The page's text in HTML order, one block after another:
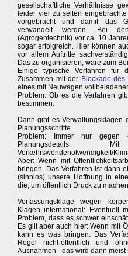
gesellschaftliche Verhältnisse
leider viel zu selten
vorgebracht und damit das
verwandelt werden. Bei
(Agrogentechnik) vor ca. 10
sogar erfolgreich. Hier können
vor allem Auftritte
Das zu organisieren, wäre zum
Einige typische Verfahren für
Zusammen mit der Blockade
eines mit Neuwagen
Problem: Ob es die Verfahren
bestimmen.
Dann gibt es Verwaltungsklagen
Planungsschritte.
Problem: Immer nur gegen
Planungsdetails.
Verkehrswendenotwendigkeit/
Aber: Wenn mit
bringen. Das Verfahren ist dann
(sinnlos) unsere Hoffnung in
die, um öffentlich Druck zu
Verfassungsklage wegen
Klagen international: Eventuell
Problem, dass es schwer
Es gilt aber auch hier: Wenn mit
kann es was bringen. Das
Regel nicht-öffentlich und
Ausnahmen - das wird dann meist